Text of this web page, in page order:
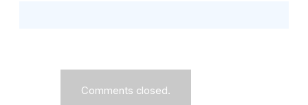
Comments closed.